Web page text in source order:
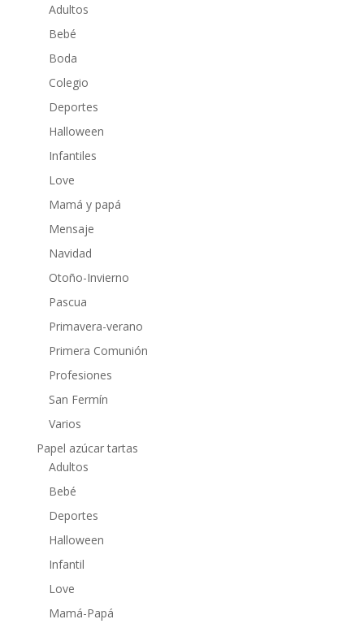
Adultos
Bebé
Boda
Colegio
Deportes
Halloween
Infantiles
Love
Mamá y papá
Mensaje
Navidad
Otoño-Invierno
Pascua
Primavera-verano
Primera Comunión
Profesiones
San Fermín
Varios
Papel azúcar tartas
Adultos
Bebé
Deportes
Halloween
Infantil
Love
Mamá-Papá